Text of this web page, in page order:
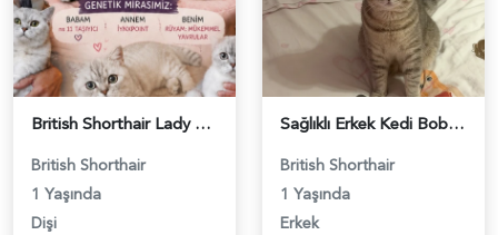
British Shorthair Lady kociş arıyor - 118984656
British Shorthair
1 Yaşında
Dişi
Sağlıklı Erkek Kedi Bobi’ye Eş Aranıyor - 118984657
British Shorthair
1 Yaşında
Erkek